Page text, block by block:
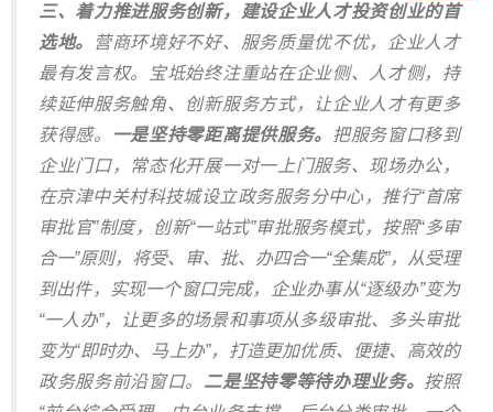
三、着力推进服务创新，建设企业人才投资创业的首
选地。
营商环境好不好、服务质量优不优，企业人才
最有发言权。宝坻始终注重站在企业侧、人才侧，持
续延伸服务触角、创新服务方式，让企业人才有更多
获得感。
一是坚持零距离提供服务。
把服务窗口移到
企业门口，常态化开展一对一上门服务、现场办公，
在京津中关村科技城设立政务服务分中心，推行“首席
审批官”制度，创新“一站式”审批服务模式，按照“多审
合一”原则，将受、审、批、办四合一“全集成”，从受理
到出件，实现一个窗口完成，企业办事从“逐级办”变为
“一人办”，让更多的场景和事项从多级审批、多头审批
变为“即时办、马上办”，打造更加优质、便捷、高效的
政务服务前沿窗口。 二是坚持零等待办理业务。 按照